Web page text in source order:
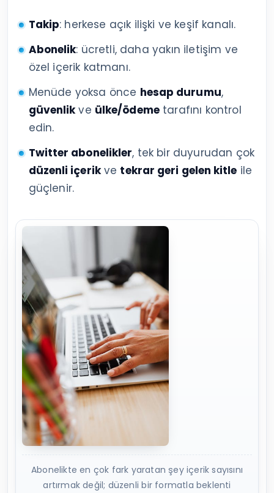
Takip: herkese açık ilişki ve keşif kanalı.
Abonelik: ücretli, daha yakın iletişim ve
özel içerik katmanı.
Menüde yoksa önce hesap durumu,
güvenlikve ülke/ödemetarafını kontrol
edin.
Twitter abonelikler, tek bir duyurudan çok
düzenli içerikve tekrar geri gelen kitle ile
güçlenir.
Abonelikte en çok fark yaratan şey içerik sayısını
artırmak değil; düzenli bir formatla beklenti